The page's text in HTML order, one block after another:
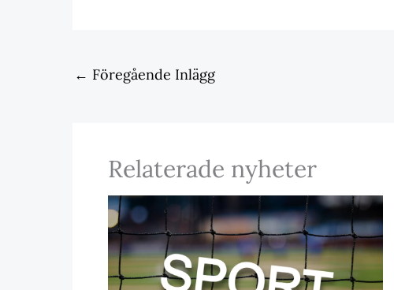
← Föregående Inlägg
Relaterade nyheter